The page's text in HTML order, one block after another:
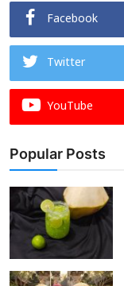
Facebook
Twitter
YouTube
Popular Posts